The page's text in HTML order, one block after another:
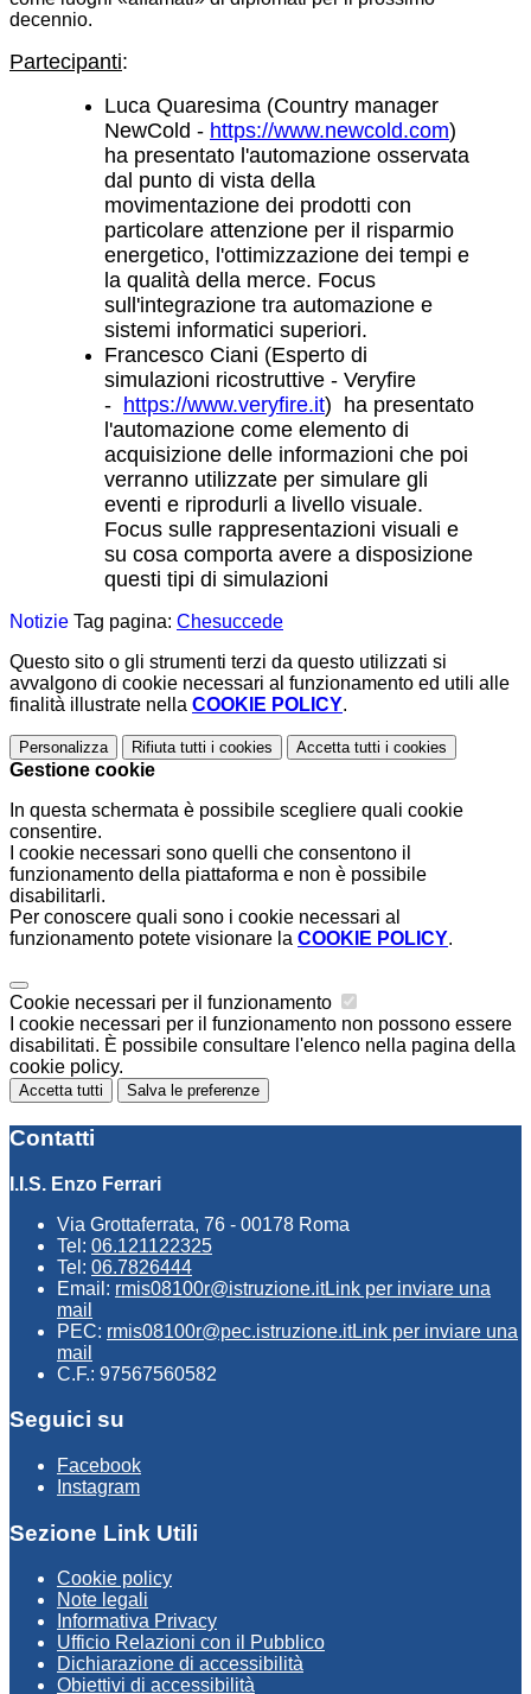
decennio.
Partecipanti:
Luca Quaresima (Country manager
NewCold - https://www.newcold.com)
ha presentato l'automazione osservata
dal punto di vista della
movimentazione dei prodotti con
particolare attenzione per il risparmio
energetico, l'ottimizzazione dei tempi e
la qualità della merce. Focus
sull'integrazione tra automazione e
sistemi informatici superiori.
Francesco Ciani (Esperto di
simulazioni ricostruttive - Veryfire
- https://www.veryfire.it) ha presentato
l'automazione come elemento di
acquisizione delle informazioni che poi
verranno utilizzate per simulare gli
eventi e riprodurli a livello visuale.
Focus sulle rappresentazioni visuali e
su cosa comporta avere a disposizione
questi tipi di simulazioni
Notizie Tag pagina: Chesuccede
Questo sito o gli strumenti terzi da questo utilizzati si
avvalgono di cookie necessari al funzionamento ed utili alle
finalità illustrate nella COOKIE POLICY.
Personalizza Rifiuta tutti i cookies Accetta tutti i cookies
Gestione cookie
In questa schermata è possibile scegliere quali cookie
consentire.
I cookie necessari sono quelli che consentono il
funzionamento della piattaforma e non è possibile
disabilitarli.
Per conoscere quali sono i cookie necessari al
funzionamento potete visionare la COOKIE POLICY.
Cookie necessari per il funzionamento
I cookie necessari per il funzionamento non possono essere
disabilitati. È possibile consultare l'elenco nella pagina della
cookie policy.
Accetta tutti Salva le preferenze
Contatti
I.I.S. Enzo Ferrari
Via Grottaferrata, 76 - 00178 Roma
Tel: 06.121122325
Tel: 06.7826444
Email: rmis08100r@istruzione.itLink per inviare una
mail
PEC: rmis08100r@pec.istruzione.itLink per inviare una
mail
C.F.: 97567560582
Seguici su
Facebook
Instagram
Sezione Link Utili
Cookie policy
Note legali
Informativa Privacy
Ufficio Relazioni con il Pubblico
Dichiarazione di accessibilità
Obiettivi di accessibilità